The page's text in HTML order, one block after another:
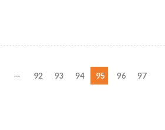
… 92 93 94 95 96
97